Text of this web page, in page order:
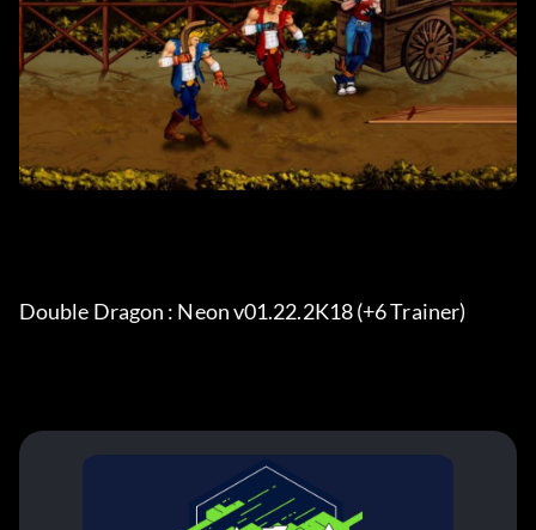
Double Dragon : Neon v01.22.2K18 (+6 Trainer)